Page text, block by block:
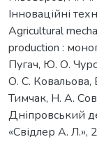
Інноваційні
Agricultural
production :
Пугач, Ю. О.
О. С.
Тимчак, Н. А.
Дніпровський
«Свідлер А. Л.»,